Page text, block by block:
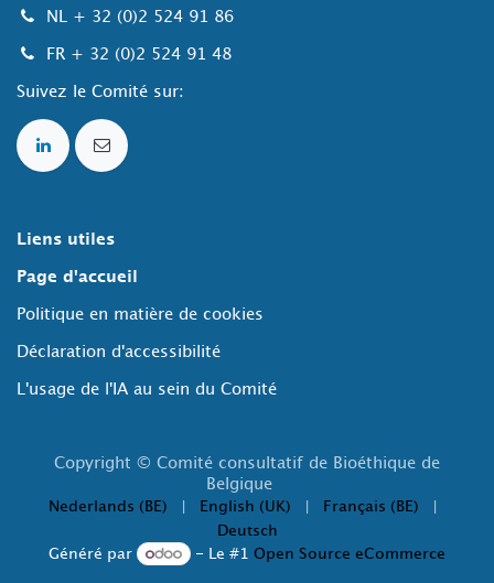
NL + 32 (0)2 524 91 86
FR + 32 (0)2 524 91 48
Suivez le Comité sur:
Liens utiles
Page d'accueil
Politique en matière de cookies
Déclaration d'accessibilité
L'usage de l'IA au sein du Comité
Copyright © Comité consultatif de Bioéthique de
Belgique
Nederlands (BE) | English (UK) | Français (BE)
|
Deutsch
Généré par
- Le #1 Open Source eCommerce